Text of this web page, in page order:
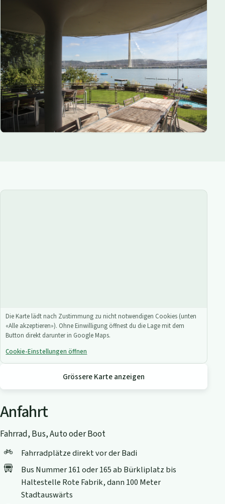
Die Karte lädt nach Zustimmung zu nicht notwendigen Cookies (unten
«Alle akzeptieren»). Ohne Einwilligung öffnest du die Lage mit dem
Button direkt darunter in Google Maps.
Cookie-Einstellungen öffnen
Grössere Karte anzeigen
Anfahrt
Fahrrad, Bus, Auto oder Boot
Fahrradplätze direkt vor der Badi
Bus Nummer 161 oder 165 ab Bürkliplatz bis
Haltestelle Rote Fabrik, dann 100 Meter
Stadtauswärts